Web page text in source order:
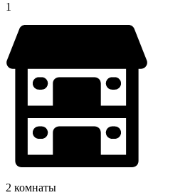
1
2 комнаты